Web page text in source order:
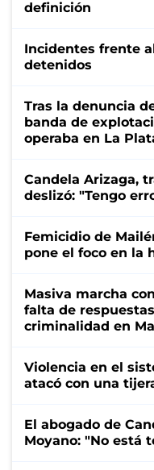
definición
Incidentes frente
detenidos
Tras la denuncia
banda de
operaba en La
Candela Arizaga,
deslizó: "Tengo
Femicidio de
pone el foco en la
Masiva marcha
falta de
criminalidad en
Violencia en el
atacó con una
El abogado de
Moyano: "No está